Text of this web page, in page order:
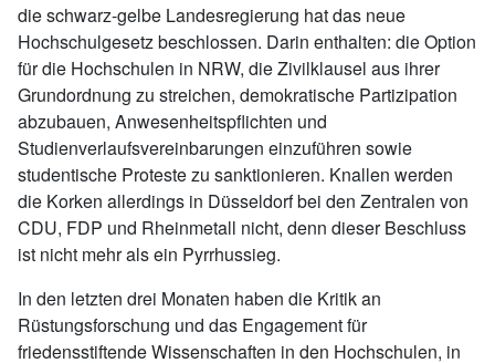
die schwarz-gelbe Landesregierung hat das neue
Hochschulgesetz beschlossen. Darin enthalten: die Option
für die Hochschulen in NRW, die Zivilklausel aus ihrer
Grundordnung zu streichen, demokratische Partizipation
abzubauen, Anwesenheitspflichten und
Studienverlaufsvereinbarungen einzuführen sowie
studentische Proteste zu sanktionieren. Knallen werden
die Korken allerdings in Düsseldorf bei den Zentralen von
CDU, FDP und Rheinmetall nicht, denn dieser Beschluss
ist nicht mehr als ein Pyrrhussieg.
In den letzten drei Monaten haben die Kritik an
Rüstungsforschung und das Engagement für
friedensstiftende Wissenschaften in den Hochschulen, in